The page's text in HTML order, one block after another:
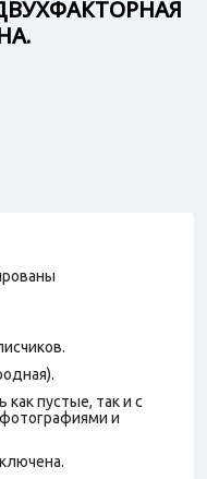
пустые, так и с
и